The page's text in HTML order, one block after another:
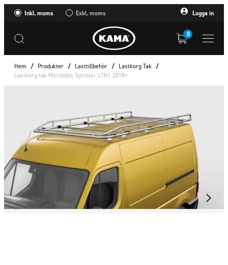
Inkl. moms Exkl. moms Logga in
0
Hem / Produkter / Lasttillbehör / Lastkorg Tak /
Lastkorg tak Mercedes Sprinter L1H1 2018+